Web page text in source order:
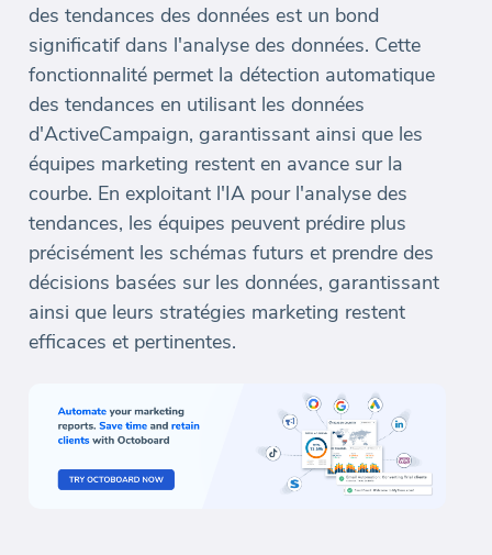
des tendances des données est un bond
significatif dans l'analyse des données. Cette
fonctionnalité permet la détection automatique
des tendances en utilisant les données
d'ActiveCampaign, garantissant ainsi que les
équipes marketing restent en avance sur la
courbe. En exploitant l'IA pour l'analyse des
tendances, les équipes peuvent prédire plus
précisément les schémas futurs et prendre des
décisions basées sur les données, garantissant
ainsi que leurs stratégies marketing restent
efficaces et pertinentes.